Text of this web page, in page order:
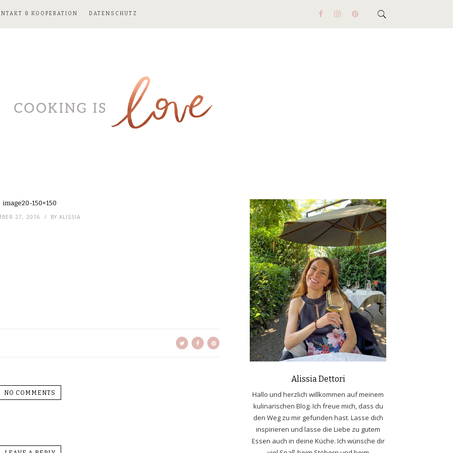
& KOOPERATION DATENSCHUTZ
image20-150×150
27, 2016 BY ALISSIA
NO COMMENTS
Alissia Dettori
Hallo und herzlich willkommen auf meinem
kulinarischen Blog. Ich freue mich, dass du
den Weg zu mir gefunden hast. Lasse dich
inspirieren und lasse die Liebe zu gutem
Essen auch in deine Küche. Ich wünsche dir